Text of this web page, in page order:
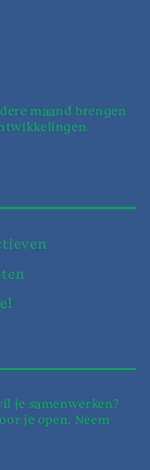
maand brengen
je samen­werken?
je open. Neem